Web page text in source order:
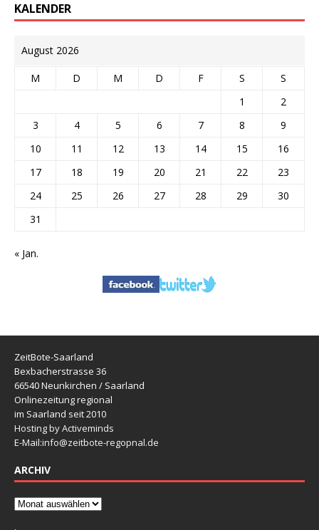
KALENDER
August 2026
M D M D F S
S
1
2
3
4 5 6 7 8
9
10
11 12 13 14 15
16
17
18 19 20 21 22
23
24
25 26 27 28 29
30
31
« Jan.
ZeitBote-Saarland
Bexbacherstrasse 36
66540 Neunkirchen / Saarland
Onlinezeitung regional
im Saarland seit 2010
Hosting by Activeminds
E-Mail:info@zeitbote-regopnal.de
ARCHIV